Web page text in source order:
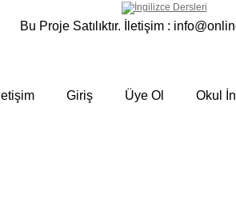
Bu Proje Satılıktır. İletişim :
İletişim Giriş Üye Ol Okul